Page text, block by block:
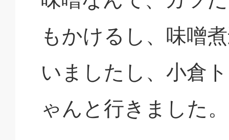
もかけるし、味噌
いましたし、小倉
ゃんと行きました。